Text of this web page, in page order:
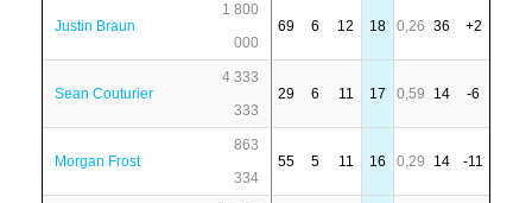
Justin Braun
1 800
000
69 6 12 18 0,26 36 +2
Sean Couturier
4 333
333
29 6 11 17 0,59 14 -6
Morgan Frost
863
334
55 5 11 16 0,29 14 -11